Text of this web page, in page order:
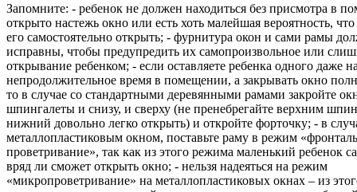
Запомните: - ребенок не должен находиться без присмотра в
открыто настежь окно или есть хоть малейшая вероятность,
его самостоятельно открыть; - фурнитура окон и сами рамы
исправны, чтобы предупредить их самопроизвольное или
открывание ребенком; - если оставляете ребенка одного даже
непродолжительное время в помещении, а закрывать окно
то в случае со стандартными деревянными рамами закройте
шпингалеты и снизу, и сверху (не пренебрегайте верхним
нижний довольно легко открыть) и откройте форточку; - в
металлопластиковым окном, поставьте раму в режим
проветривание», так как из этого режима маленький ребенок
вряд ли сможет открыть окно; - нельзя надеяться на режим
«микропроветривание» на металлопластиковых окнах – из